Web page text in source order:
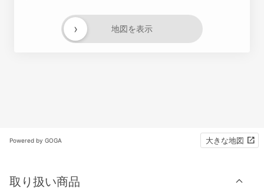
地図を表示
›
Powered by GOGA 大きな地図
取り扱い商品